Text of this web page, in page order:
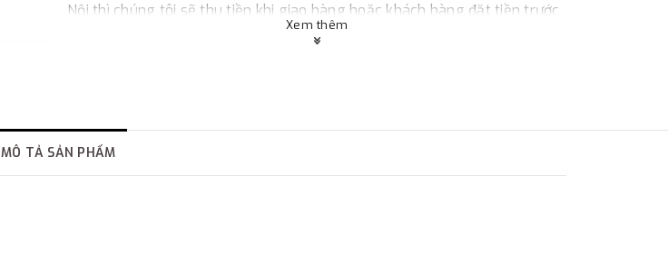
Nội thì chúng tôi sẽ thu tiền khi giao hàng hoặc khách hàng đặt tiền trước
một phần giá trị đơn hàng tùy thuộc vào đơn hàng.
-Showroom Thanh HươngĐịa chỉ : 23 phố Cát Linh, phường Cát Linh,
quận Đống Đa, Hà Nội.
Xem thêm
MÔ TẢ SẢN PHẨM